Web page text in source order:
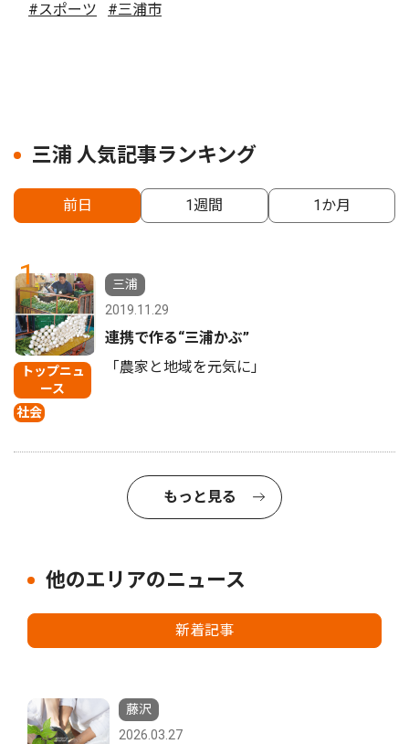
#スポーツ #三浦市
三浦 人気記事ランキング
前日 1週間 1か月
1
トップニュ
ース
社会
三浦
2019.11.29
連携で作る“三浦かぶ”
「農家と地域を元気に」
もっと見る
他のエリアのニュース
新着記事
藤沢
2026.03.27